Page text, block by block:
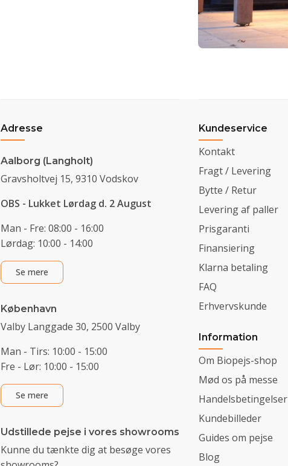
Adresse
Aalborg (Langholt)
Gravsholtvej 15, 9310 Vodskov
OBS - Lukket Lørdag d. 2 August
Man - Fre: 08:00 - 16:00
Lørdag: 10:00 - 14:00
Se mere
København
Valby Langgade 30, 2500 Valby
Man - Tirs: 10:00 - 15:00
Fre - Lør: 10:00 - 15:00
Se mere
Udstillede pejse i vores showrooms
Kunne du tænkte dig at besøge vores
Kundeservice
Kontakt
Fragt / Levering
Bytte / Retur
Levering af paller
Prisgaranti
Finansiering
Klarna betaling
FAQ
Erhvervskunde
Information
Om Biopejs-shop
Mød os på messe
Handelsbetingelser
Kundebilleder
Guides om pejse
Blog